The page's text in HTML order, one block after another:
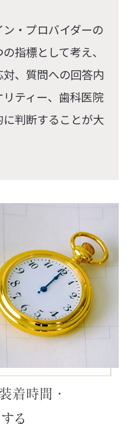
・プロバイダーの
指標として考え、
、質問への回答内
ティー、歯科医院
判断することが大
着時間・
る